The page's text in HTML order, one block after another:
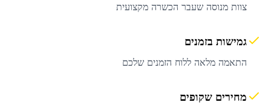
צוות מנוסה שעבר הכשרה מקצועית
גמישות בזמנים
התאמה מלאה ללוח הזמנים שלכם
מחירים שקופים